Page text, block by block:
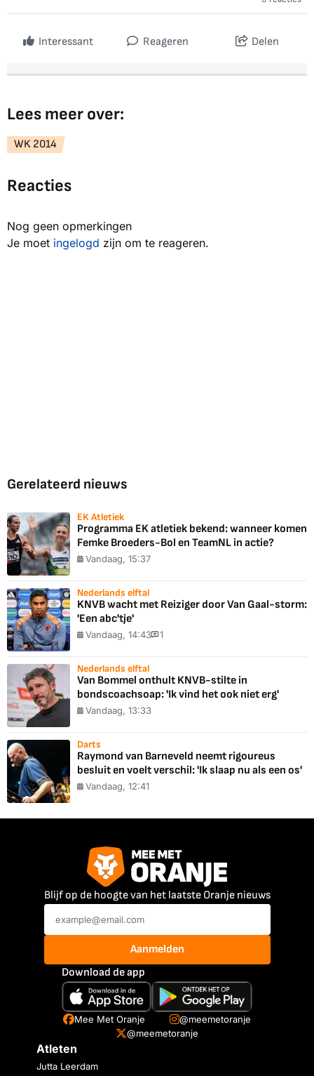
Interessant Reageren Delen
Lees meer over:
WK 2014
Reacties
Nog geen opmerkingen
Je moet ingelogd zijn om te reageren.
Gerelateerd nieuws
EK Atletiek
Programma EK atletiek bekend: wanneer komen
Femke Broeders-Bol en TeamNL in actie?
Vandaag, 15:37
Nederlands elftal
KNVB wacht met Reiziger door Van Gaal-storm:
'Een abc'tje'
Vandaag, 14:43 1
Nederlands elftal
Van Bommel onthult KNVB-stilte in
bondscoachsoap: 'Ik vind het ook niet erg'
Vandaag, 13:33
Darts
Raymond van Barneveld neemt rigoureus
besluit en voelt verschil: 'Ik slaap nu als een os'
Vandaag, 12:41
Blijf op de hoogte van het laatste Oranje nieuws
Aanmelden
Download de app
Mee Met Oranje
@meemetoranje
@meemetoranje
Atleten
Jutta Leerdam